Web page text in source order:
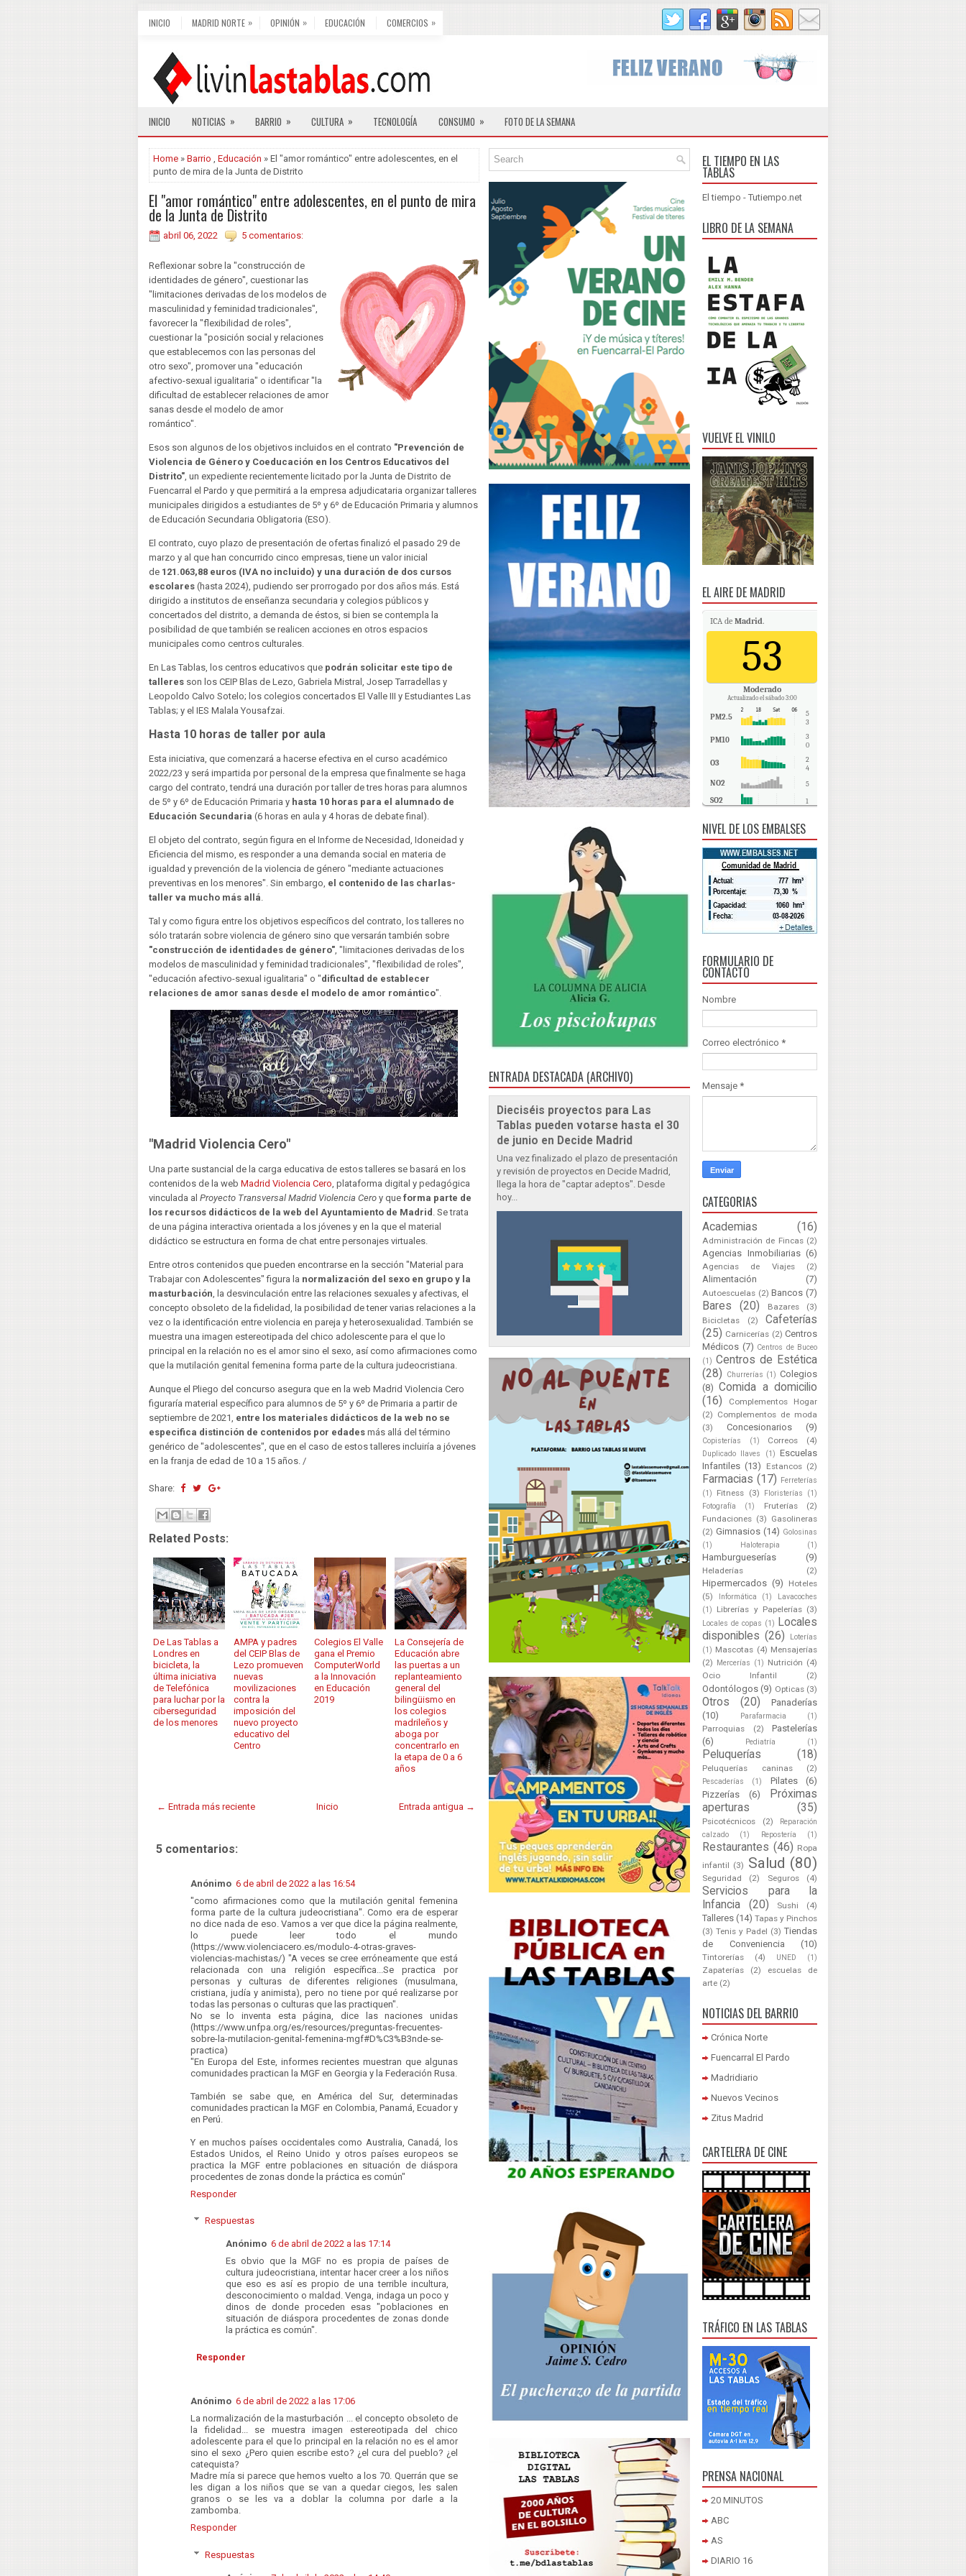
INICIO MADRID NORTE » OPINIÓN » EDUCACIÓN COMERCIOS »
INICIO NOTICIAS » BARRIO » CULTURA » TECNOLOGÍA CONSUMO » FOTO DE LA SEMANA
Home » Barrio , Educación » El "amor romántico" entre adolescentes, en el
punto de mira de la Junta de Distrito
El "amor romántico" entre adolescentes, en el punto de mira
de la Junta de Distrito
abril 06, 2022 5 comentarios:
Reflexionar sobre la "construcción de
identidades de género", cuestionar las
"limitaciones derivadas de los modelos de
masculinidad y feminidad tradicionales",
favorecer la "flexibilidad de roles",
cuestionar la "posición social y relaciones
que establecemos con las personas del
otro sexo", promover una "educación
afectivo-sexual igualitaria" o identificar "la
dificultad de establecer relaciones de amor
sanas desde el modelo de amor
romántico".
Esos son algunos de los objetivos incluidos en el contrato "Prevención de
Violencia de Género y Coeducación en los Centros Educativos del
Distrito", un expediente recientemente licitado por la Junta de Distrito de
Fuencarral el Pardo y que permitirá a la empresa adjudicataria organizar talleres
municipales dirigidos a estudiantes de 5º y 6º de Educación Primaria y alumnos
de Educación Secundaria Obligatoria (ESO).
El contrato, cuyo plazo de presentación de ofertas finalizó el pasado 29 de
marzo y al que han concurrido cinco empresas, tiene un valor inicial
de 121.063,88 euros (IVA no incluido) y una duración de dos cursos
escolares (hasta 2024), pudiendo ser prorrogado por dos años más. Está
dirigido a institutos de enseñanza secundaria y colegios públicos y
concertados del distrito, a demanda de éstos, si bien se contempla la
posibilidad de que también se realicen acciones en otros espacios
municipales como centros culturales.
En Las Tablas, los centros educativos que podrán solicitar este tipo de
talleres son los CEIP Blas de Lezo, Gabriela Mistral, Josep Tarradellas y
Leopoldo Calvo Sotelo; los colegios concertados El Valle III y Estudiantes Las
Tablas; y el IES Malala Yousafzai.
Hasta 10 horas de taller por aula
Esta iniciativa, que comenzará a hacerse efectiva en el curso académico
2022/23 y será impartida por personal de la empresa que finalmente se haga
cargo del contrato, tendrá una duración por taller de tres horas para alumnos
de 5º y 6º de Educación Primaria y hasta 10 horas para el alumnado de
Educación Secundaria (6 horas en aula y 4 horas de debate final).
El objeto del contrato, según figura en el Informe de Necesidad, Idoneidad y
Eficiencia del mismo, es responder a una demanda social en materia de
igualdad y prevención de la violencia de género "mediante actuaciones
preventivas en los menores". Sin embargo, el contenido de las charlas-
taller va mucho más allá.
Tal y como figura entre los objetivos específicos del contrato, los talleres no
sólo tratarán sobre violencia de género sino que versarán también sobre
"construcción de identidades de género", "limitaciones derivadas de los
modelos de masculinidad y feminidad tradicionales", "flexibilidad de roles",
"educación afectivo-sexual igualitaria" o "dificultad de establecer
relaciones de amor sanas desde el modelo de amor romántico".
"Madrid Violencia Cero"
Una parte sustancial de la carga educativa de estos talleres se basará en los
contenidos de la web Madrid Violencia Cero, plataforma digital y pedagógica
vinculada al Proyecto Transversal Madrid Violencia Cero y que forma parte de
los recursos didácticos de la web del Ayuntamiento de Madrid . Se trata
de una página interactiva orientada a los jóvenes y en la que el material
didáctico se estructura en forma de chat entre personajes virtuales.
Entre otros contenidos que pueden encontrarse en la sección "Material para
Trabajar con Adolescentes" figura la normalización del sexo en grupo y la
masturbación, la desvinculación entre las relaciones sexuales y afectivas, el
concepto obsoleto de la fidelidad, la posibilidad de tener varias relaciones a la
vez o la identificación entre violencia en pareja y heterosexualidad. También se
muestra una imagen estereotipada del chico adolescente para el que lo
principal en la relación no es el amor sino el sexo, así como afirmaciones como
que la mutilación genital femenina forma parte de la cultura judeocristiana.
Aunque el Pliego del concurso asegura que en la web Madrid Violencia Cero
figuraría material específico para alumnos de 5º y 6º de Primaria a partir de
septiembre de 2021, entre los materiales didácticos de la web no se
especifica distinción de contenidos por edades más allá del término
genérico de "adolescentes", que en el caso de estos talleres incluiría a jóvenes
en la franja de edad de 10 a 15 años. /
Share:
Related Posts:
De Las Tablas a
Londres en
bicicleta, la
última iniciativa
de Telefónica
para luchar por la
ciberseguridad
de los menores
AMPA y padres
del CEIP Blas de
Lezo promueven
nuevas
movilizaciones
contra la
imposición del
nuevo proyecto
educativo del
Centro
Colegios El Valle
gana el Premio
ComputerWorld
a la Innovación
en Educación
2019
La Consejería de
Educación abre
las puertas a un
replanteamiento
general del
bilingüismo en
los colegios
madrileños y
aboga por
concentrarlo en
la etapa de 0 a 6
años
← Entrada más reciente Entrada antigua →
Inicio
5 comentarios:
Anónimo 6 de abril de 2022 a las 16:54
"como afirmaciones como que la mutilación genital femenina
forma parte de la cultura judeocristiana". Como era de esperar
no dice nada de eso. Vamos a ver que dice la página realmente,
lo puede leer todo el mundo
(https://www.violenciacero.es/modulo-4-otras-graves-
violencias-machistas/) "A veces se cree erróneamente que está
relacionada con una religión específica...Se practica por
personas y culturas de diferentes religiones (musulmana,
cristiana, judía y animista), pero no tiene por qué realizarse por
todas las personas o culturas que las practiquen".
No se lo inventa esta página, dice las naciones unidas
(https://www.unfpa.org/es/resources/preguntas-frecuentes-
sobre-la-mutilacion-genital-femenina-mgf#D%C3%B3nde-se-
practica)
"En Europa del Este, informes recientes muestran que algunas
comunidades practican la MGF en Georgia y la Federación Rusa.
También se sabe que, en América del Sur, determinadas
comunidades practican la MGF en Colombia, Panamá, Ecuador y
en Perú.
Y en muchos países occidentales como Australia, Canadá, los
Estados Unidos, el Reino Unido y otros países europeos se
practica la MGF entre poblaciones en situación de diáspora
procedentes de zonas donde la práctica es común"
Responder
Respuestas
Anónimo 6 de abril de 2022 a las 17:14
Es obvio que la MGF no es propia de países de
cultura judeocristiana, intentar hacer creer a los niños
que eso es así es propio de una terrible incultura,
desconocimiento o maldad. Venga, indaga un poco y
dinos de donde proceden esas "poblaciones en
situación de diáspora procedentes de zonas donde
la práctica es común".
Responder
Anónimo 6 de abril de 2022 a las 17:06
La normalización de la masturbación ... el concepto obsoleto de
la fidelidad... se muestra imagen estereotipada del chico
adolescente para el que lo principal en la relación no es el amor
sino el sexo ¿Pero quien escribe esto? ¿el cura del pueblo? ¿el
catequista?
Madre mía si parece que hemos vuelto a los 70. Querrán que se
les digan a los niños que se van a quedar ciegos, les salen
granos o se les va a doblar la columna por darle a la
zambomba.
Responder
Respuestas
ENTRADA DESTACADA (ARCHIVO)
Dieciséis proyectos para Las
Tablas pueden votarse hasta el 30
de junio en Decide Madrid
Una vez finalizado el plazo de presentación
y revisión de proyectos en Decide Madrid,
llega la hora de "captar adeptos". Desde
hoy...
EL TIEMPO EN LAS
TABLAS
El tiempo - Tutiempo.net
LIBRO DE LA SEMANA
VUELVE EL VINILO
EL AIRE DE MADRID
ICA de Madrid.
53
Moderado
Actualizado el sábado 3:00
PM2.5
5
3
PM10
3
0
O3
2
4
NO2 5
SO2 1
NIVEL DE LOS EMBALSES
FORMULARIO DE
CONTACTO
Nombre
Correo electrónico *
Mensaje *
CATEGORIAS
Academias (16)
Administración de Fincas (2)
Agencias Inmobiliarias (6)
Agencias de Viajes (2)
Alimentación (7)
Autoescuelas (2) Bancos (7)
Bares (20) Bazares
(3)
Bicicletas
(2)
Cafeterías
(25) Carnicerías (2) Centros
Médicos (7) Centros de Buceo
(1) Centros de Estética
(28)
Churrerías (1) Colegios
(8) Comida a domicilio
(16)
Complementos Hogar
(2) Complementos de moda
(3)
Concesionarios (9)
Copisterías (1) Correos (4)
Duplicado llaves (1) Escuelas
Infantiles (13) Estancos (2)
Farmacias (17) Ferreterías
(1)
Fitness (3) Floristerías
(1)
Fotografía
(1) Fruterías
(2)
Fundaciones (3) Gasolineras
(2) Gimnasios (14) Golosinas
(1)
Haloterapia (1)
Hamburgueserías (9)
Heladerías (2)
Hipermercados (9)
Hoteles
(5)
Informática (1)
Lavacoches
(1)
Librerías y Papelerías (3)
Locales de copas (1)
Locales
disponibles (26)
Loterías
(1) Mascotas (4) Mensajerías
(2) Mercerías (1) Nutrición (4)
Ocio Infantil
(2)
Odontólogos (9) Opticas (3)
Otros (20)
Panaderías
(10)
Parafarmacia (1)
Parroquias (2)
Pastelerías
(6)
Pediatría (1)
Peluquerías (18)
Peluquerías caninas (2)
Pescaderías (1) Pilates
(6)
Pizzerías
(6)
Próximas
aperturas
(35)
Psicotécnicos (2)
Reparación
calzado
(1) Repostería (1)
Restaurantes (46) Ropa
infantil (3) Salud (80)
Seguridad (2) Seguros (4)
Servicios para la
Infancia
(20) Sushi (4)
Talleres (14) Tapas y Pinchos
(3) Tenis y Padel (3) Tiendas
de Conveniencia
(10)
Tintorerías (4) UNED (1)
Zapaterías (2)
escuelas de
arte (2)
NOTICIAS DEL BARRIO
Crónica Norte
Fuencarral El Pardo
Madridiario
Nuevos Vecinos
Zitus Madrid
CARTELERA DE CINE
TRÁFICO EN LAS TABLAS
PRENSA NACIONAL
20 MINUTOS
ABC
AS
DIARIO 16